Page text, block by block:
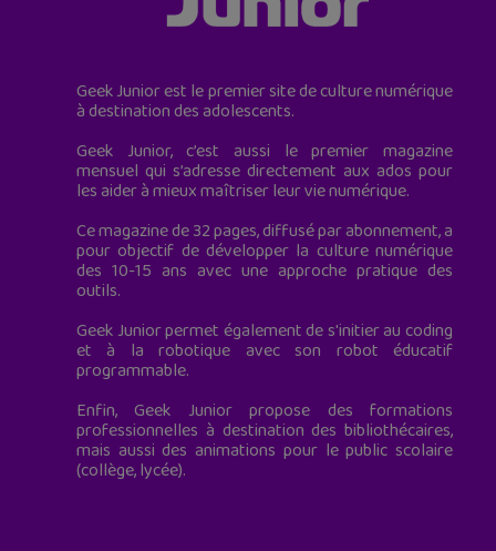
Geek Junior est le premier site de culture numérique
à destination des adolescents.
Geek Junior, c’est aussi le premier magazine
mensuel qui s’adresse directement aux ados pour
les aider à mieux maîtriser leur vie numérique.
Ce magazine de 32 pages, diffusé par abonnement, a
pour objectif de développer la culture numérique
des 10-15 ans avec une approche pratique des
outils.
Geek Junior permet également de s'initier au coding
et à la robotique avec son robot éducatif
programmable.
Enfin, Geek Junior propose des formations
professionnelles à destination des bibliothécaires,
mais aussi des animations pour le public scolaire
(collège, lycée).